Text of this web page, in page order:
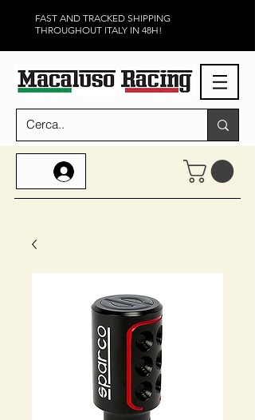
FAST AND TRACKED SHIPPING
THROUGHOUT ITALY IN 48H!